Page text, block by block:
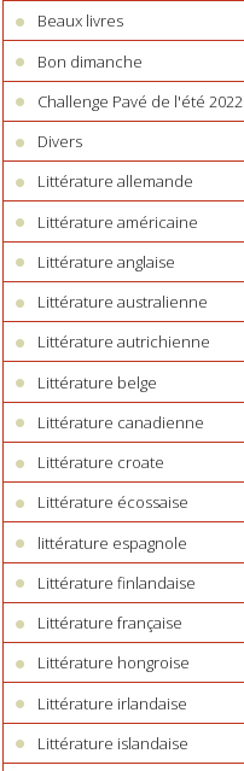
Beaux livres
Bon dimanche
Challenge Pavé de l'été 2022
Divers
Littérature allemande
Littérature américaine
Littérature anglaise
Littérature australienne
Littérature autrichienne
Littérature belge
Littérature canadienne
Littérature croate
Littérature écossaise
littérature espagnole
Littérature finlandaise
Littérature française
Littérature hongroise
Littérature irlandaise
Littérature islandaise